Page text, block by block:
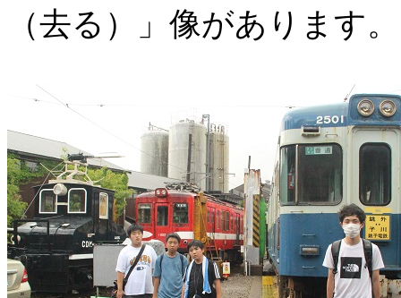
（去る）」像があります。